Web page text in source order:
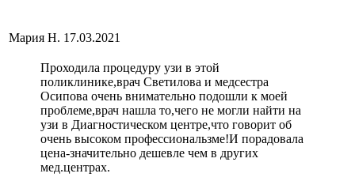
Мария Н. 17.03.2021
Проходила процедуру узи в этой
поликлинике,врач Светилова и медсестра
Осипова очень внимательно подошли к моей
проблеме,врач нашла то,чего не могли найти на
узи в Диагностическом центре,что говорит об
очень высоком профессиональзме!И порадовала
цена-значительно дешевле чем в других
мед.центрах.